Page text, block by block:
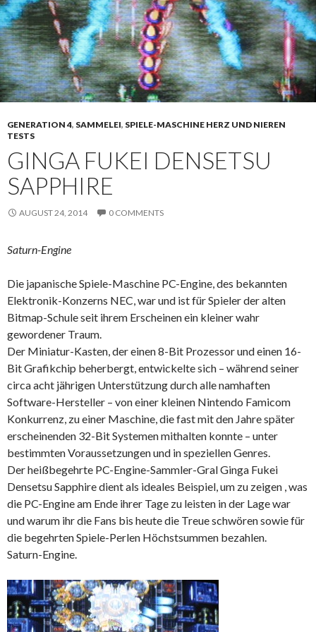
GENERATION 4, SAMMELEI, SPIELE-MASCHINE HERZ UND NIEREN
TESTS
GINGA FUKEI DENSETSU
SAPPHIRE
AUGUST 24, 2014 0 COMMENTS
Saturn-Engine
Die japanische Spiele-Maschine PC-Engine, des bekannten
Elektronik-Konzerns NEC, war und ist für Spieler der alten
Bitmap-Schule seit ihrem Erscheinen ein kleiner wahr
gewordener Traum.
Der Miniatur-Kasten, der einen 8-Bit Prozessor und einen 16-
Bit Grafikchip beherbergt, entwickelte sich – während seiner
circa acht jährigen Unterstützung durch alle namhaften
Software-Hersteller – von einer kleinen Nintendo Famicom
Konkurrenz, zu einer Maschine, die fast mit den Jahre später
erscheinenden 32-Bit Systemen mithalten konnte – unter
bestimmten Voraussetzungen und in speziellen Genres.
Der heißbegehrte PC-Engine-Sammler-Gral Ginga Fukei
Densetsu Sapphire dient als ideales Beispiel, um zu zeigen , was
die PC-Engine am Ende ihrer Tage zu leisten in der Lage war
und warum ihr die Fans bis heute die Treue schwören sowie für
die begehrten Spiele-Perlen Höchstsummen bezahlen.
Saturn-Engine.